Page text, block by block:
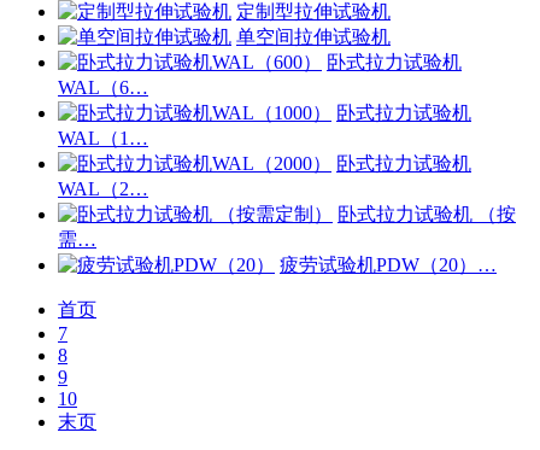
定制型拉伸试验机
单空间拉伸试验机
卧式拉力试验机
WAL（6…
卧式拉力试验机
WAL（1…
卧式拉力试验机
WAL（2…
卧式拉力试验机 （按
需…
疲劳试验机PDW（20）…
首页
7
8
9
10
末页